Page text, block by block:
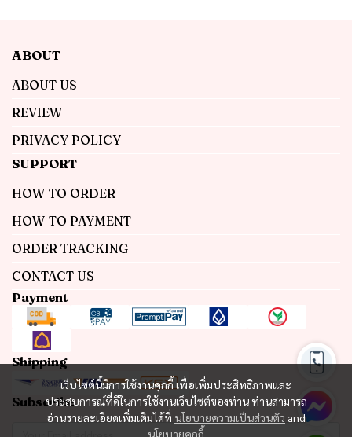
เว็บไซต์นี้มีการใช้งานคุกกี้ เพื่อเพิ่มประสิทธิภาพและ
ประสบการณ์ที่ดีในการใช้งานเว็บไซต์ของท่าน ท่านสามารถ
อ่านรายละเอียดเพิ่มเติมได้ที่ นโยบายความเป็นส่วนตัว and
นโยบายคุกกี้
ABOUT
ABOUT US
REVIEW
PRIVACY POLICY
SUPPORT
HOW TO ORDER
HOW TO PAYMENT
ORDER TRACKING
CONTACT US
Payment
Shipping
Subscribe